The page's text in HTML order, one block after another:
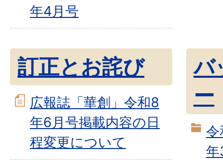
年4月号
訂正とお詫び
広報誌「華創」令和8
年6月号掲載内容の日
程変更について
バ
ー
令
年